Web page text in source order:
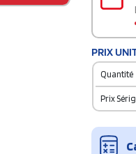
PRIX
Quantité
Prix